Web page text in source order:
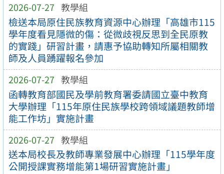
2026-07-27 教學組
檢送本局原住民族教育資源中心辦理「高雄市115
學年度看見隱微的傷：從微歧視反思到全民原教
的實踐」研習計畫，請惠予協助轉知所屬相關教
師及人員踴躍報名參加
2026-07-27 教學組
函轉教育部國民及學前教育署委請國立臺中教育
大學辦理「115年原住民族學校跨領域議題教師增
能工作坊」實施計畫
2026-07-27 教學組
送本局校長及教師專業發展中心辦理「115學年度
公開授課實務增能第1場研習實施計畫」